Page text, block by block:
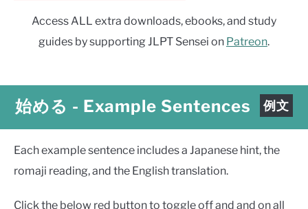
Access ALL extra downloads, ebooks, and study
guides by supporting JLPT Sensei on Patreon.
始める - Example Sentences 例文
Each example sentence includes a Japanese hint, the
romaji reading, and the English translation.
Click the below red button to toggle off and and on all